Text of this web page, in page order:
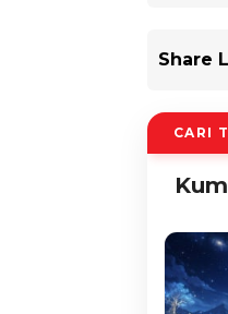
Share
CARI